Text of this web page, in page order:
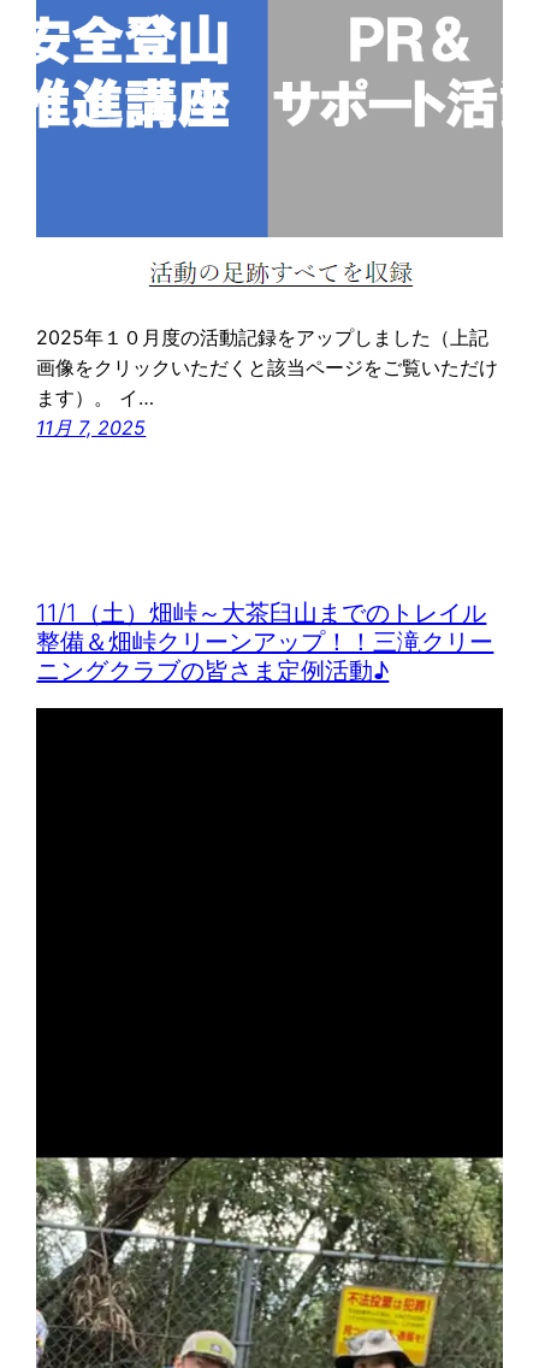
2025年１０月度の活動記録をアップしました（上記
画像をクリックいただくと該当ページをご覧いただけ
ます）。 イ…
11月 7, 2025
11/1（土）畑峠～大茶臼山までのトレイル
整備＆畑峠クリーンアップ！！三滝クリー
ニングクラブの皆さま定例活動♪